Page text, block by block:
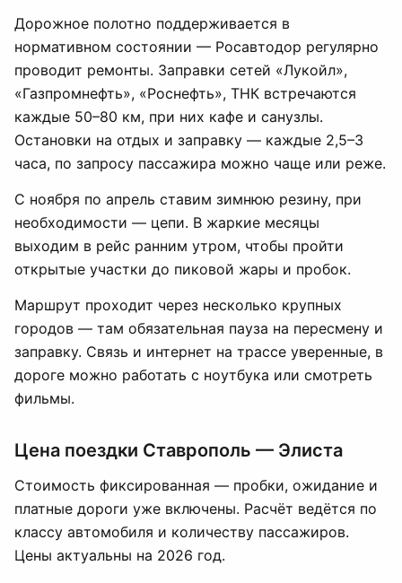
Дорожное полотно поддерживается в
нормативном состоянии — Росавтодор регулярно
проводит ремонты. Заправки сетей «Лукойл»,
«Газпромнефть», «Роснефть», ТНК встречаются
каждые 50–80 км, при них кафе и санузлы.
Остановки на отдых и заправку — каждые 2,5–3
часа, по запросу пассажира можно чаще или реже.
С ноября по апрель ставим зимнюю резину, при
необходимости — цепи. В жаркие месяцы
выходим в рейс ранним утром, чтобы пройти
открытые участки до пиковой жары и пробок.
Маршрут проходит через несколько крупных
городов — там обязательная пауза на пересмену и
заправку. Связь и интернет на трассе уверенные, в
дороге можно работать с ноутбука или смотреть
фильмы.
Цена поездки Ставрополь — Элиста
Стоимость фиксированная — пробки, ожидание и
платные дороги уже включены. Расчёт ведётся по
классу автомобиля и количеству пассажиров.
Цены актуальны на 2026 год.